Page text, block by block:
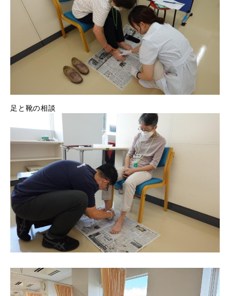
足と靴の相談